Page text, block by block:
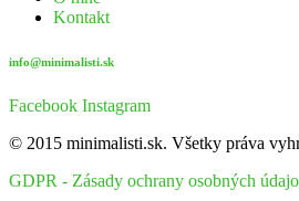
Kontakt
info@minimalisti.sk
Facebook Instagram
© 2015 minimalisti.sk. Všetky práva
GDPR - Zásady ochrany osobných